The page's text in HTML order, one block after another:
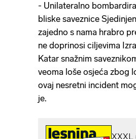
- Unilateralno
bliske saveznice
zajedno s nama hrabro
ne doprinosi ciljevima
Katar snažnim
veoma loše osjeća zbog
ovaj nesretni incident
je.